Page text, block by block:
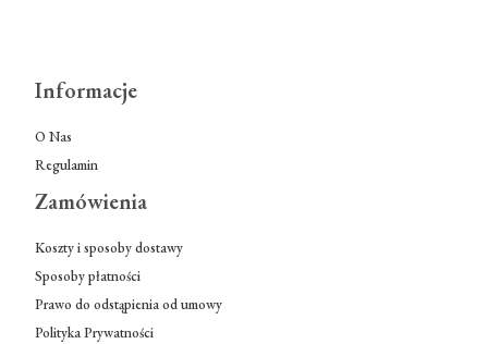
Informacje
O Nas
Regulamin
Zamówienia
Koszty i sposoby dostawy
Sposoby płatności
Prawo do odstąpienia od umowy
Polityka Prywatności